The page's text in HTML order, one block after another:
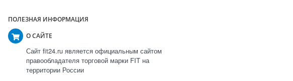
ПОЛЕЗНАЯ ИНФОРМАЦИЯ
О САЙТЕ
Сайт fit24.ru является официальным сайтом
правообладателя торговой марки FIT на
территории России